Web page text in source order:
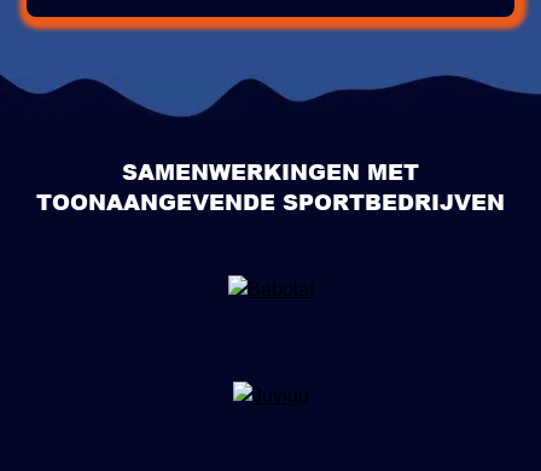
SAMENWERKINGEN MET
TOONAANGEVENDE SPORTBEDRIJVEN